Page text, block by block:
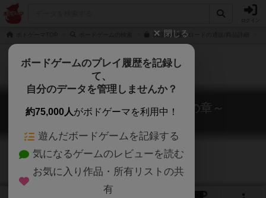
我流功夫極めロードの通販/商品詳細
我流功夫極めロード ～王道の章～
Garyu Kung Fu Kiwame Road
閉じる
ボードゲームのプレイ履歴を記録し
て、
自分のデータを管理しませんか？
約75,000人がボドゲーマを利用中！
遊んだボードゲームを記録する
気になるゲームのレビューを読む
お気に入り作品・所有リストの共
有